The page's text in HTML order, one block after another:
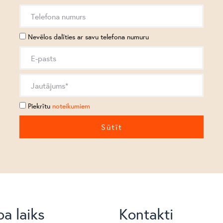
Nevēlos dalīties ar savu telefona numuru
Piekrītu noteikumiem
laiks Kontakti